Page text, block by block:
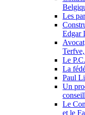
Les
Edgar
Le
La
Paul
Un
Le
et le